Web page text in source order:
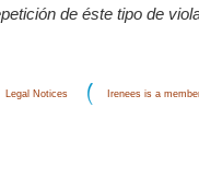
de éste tipo de
Legal Notices Irenees is a